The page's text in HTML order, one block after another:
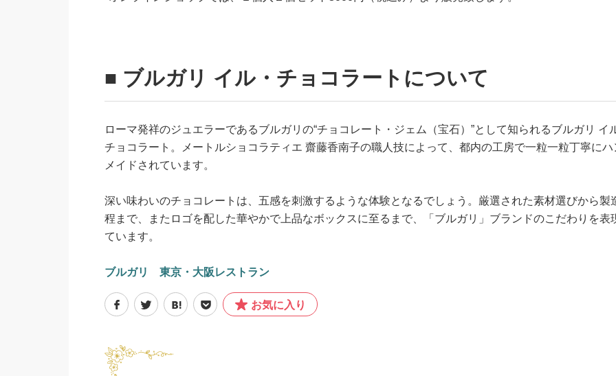
■ ブルガリ イル・チョコラートについて
ローマ発祥のジュエラーであるブルガリの“チョコレート・ジェム（宝石）”として知られるブルガリ イ
チョコラート。メートルショコラティエ 齋藤香南子の職人技によって、都内の工房で一粒一粒丁寧にハ
メイドされています。
深い味わいのチョコレートは、五感を刺激するような体験となるでしょう。厳選された素材選びから製
程まで、またロゴを配した華やかで上品なボックスに至るまで、「ブルガリ」ブランドのこだわりを表
ています。
ブルガリ 東京・大阪レストラン
お気に入り